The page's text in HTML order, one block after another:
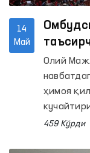
амалий
Маъмурий
қилиш ва
14
Май
Олий
ҳимоя
иккинчи
459 Кўрди